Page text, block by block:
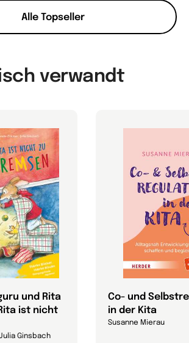
Alle Topseller
verwandt
und Rita
ist nicht
Ginsbach
Co- und
in der Kita
Susanne Mierau